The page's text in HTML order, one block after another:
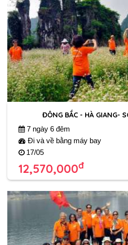
ĐÔNG BẮC - HÀ GIANG-
7 ngày 6 đêm
Đi và về bằng máy bay
17/05
12,570,000đ